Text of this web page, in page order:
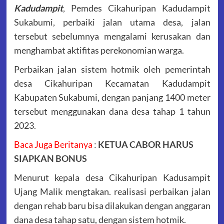
Kadudampit, Pemdes Cikahuripan Kadudampit
Sukabumi, perbaiki jalan utama desa, jalan
tersebut sebelumnya mengalami kerusakan dan
menghambat aktifitas perekonomian warga.
Perbaikan jalan sistem hotmik oleh pemerintah
desa Cikahuripan Kecamatan Kadudampit
Kabupaten Sukabumi, dengan panjang 1400 meter
tersebut menggunakan dana desa tahap 1 tahun
2023.
Baca Juga Beritanya : KETUA CABOR HARUS
SIAPKAN BONUS
Menurut kepala desa Cikahuripan Kadusampit
Ujang Malik mengtakan. realisasi perbaikan jalan
dengan rehab baru bisa dilakukan dengan anggaran
dana desa tahap satu, dengan sistem hotmik.